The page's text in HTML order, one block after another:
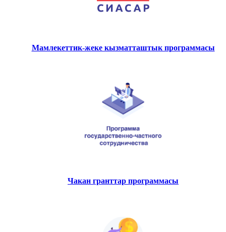
Мамлекеттик-жеке кызматташтык программасы
Чакан гранттар программасы